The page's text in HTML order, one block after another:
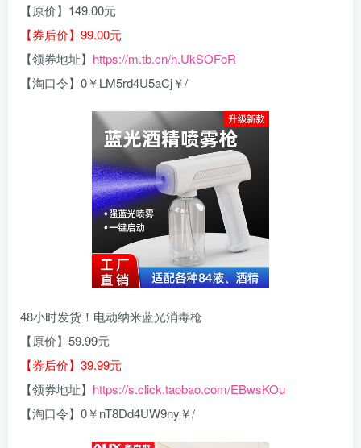
【原价】149.00元
【券后价】99.00元
【领券地址】 https://m.tb.cn/h.UkSOFoR
【淘口令】0￥LM5rd4U5aCj￥/
48小时发货！电动纳米蓝光消毒枪
【原价】59.99元
【券后价】39.99元
【领券地址】 https://s.click.taobao.com/EBwsKOu
【淘口令】0￥nT8Dd4UW9ny￥/